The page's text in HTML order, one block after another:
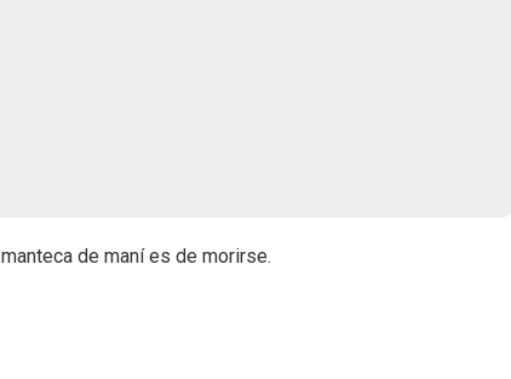
de maní es de morirse.